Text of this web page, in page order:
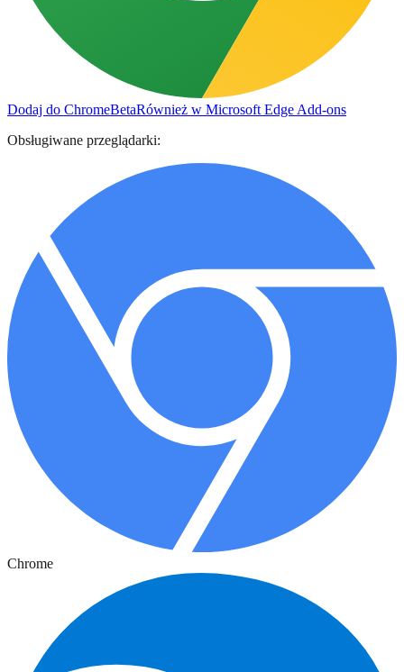
Dodaj do ChromeBetaRównież w Microsoft Edge Add-ons
Obsługiwane przeglądarki:
Chrome